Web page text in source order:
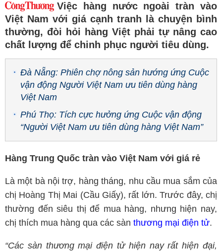
Việc hàng nước ngoài tràn vào
Việt Nam với giá cạnh tranh là chuyện bình
thường, đòi hỏi hàng Việt phải tự nâng cao
chất lượng để chinh phục người tiêu dùng.
Đà Nẵng: Phiên chợ nông sản hướng ứng Cuộc
vận động Người Việt Nam ưu tiên dùng hàng
Việt Nam
Phú Thọ: Tích cực hưởng ứng Cuộc vận động
“Người Việt Nam ưu tiên dùng hàng Việt Nam”
Hàng Trung Quốc tràn vào Việt Nam với giá rẻ
Là một bà nội trợ, hàng tháng, nhu cầu mua sắm của
chị Hoàng Thị Mai (Cầu Giấy), rất lớn. Trước đây, chị
thường đến siêu thị để mua hàng, nhưng hiện nay,
chị thích mua hàng qua các sàn thương mại điện tử.
“Các sàn thương mại điện tử hiện nay rất hiện đại,